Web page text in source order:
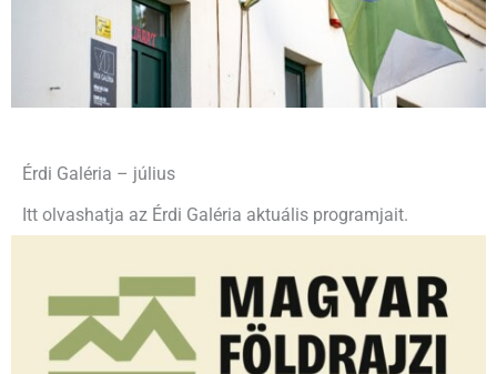
Érdi Galéria – július
Itt olvashatja az Érdi Galéria aktuális programjait.